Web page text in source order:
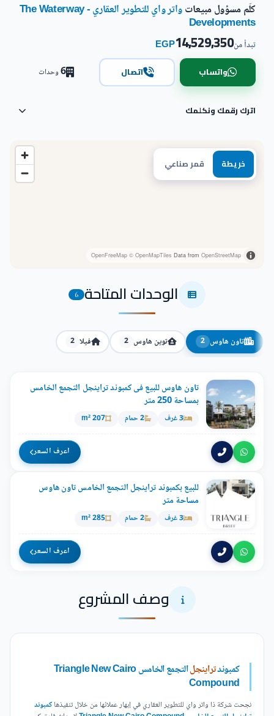
خريطة قمر صناعي
OpenFreeMap © OpenMapTiles Data from OpenStreetMap
كلّم مسؤول مبيعات واتر واي للتطوير العقاري - The Waterway
Developments
تبدأ من14,529,350
EGP
واتساب اتصال 6وحدات
اترك رقمك ونكلمك
الوحدات المتاحة 6
تاون هاوس 2 توين هاوس 2 فيلا 2
تاون هاوس للبيع فى كمبوند تراينجل التجمع الخامس
بمساحة 250 متر
3 غرف 2 حمام 207 m²
اعرف السعر
للبيع بكمبوند تراينجل التجمع الخامس تاون هاوس
مساحة متر
3 غرف 2 حمام 285 m²
اعرف السعر
وصف المشروع
كمبوندتراينجل
التجمع الخامس Triangle New Cairo
Compound
نجحت شركة ذا واتر واي للتطوير العقاري في إبهار عملائها من خلال تنفيذهاكمبوند